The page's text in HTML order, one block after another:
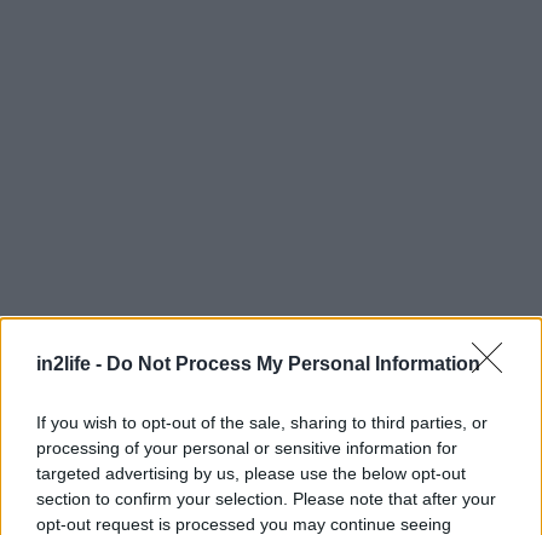
in2life - Do Not Process My Personal Information
If you wish to opt-out of the sale, sharing to third parties, or
processing of your personal or sensitive information for
targeted advertising by us, please use the below opt-out
section to confirm your selection. Please note that after your
opt-out request is processed you may continue seeing
για...